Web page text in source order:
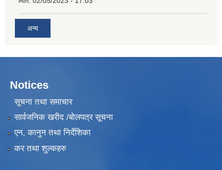
अन्य
Notices
सूचना तथा समाचार
सार्वजनिक खरीद /बोलपत्र सूचना
एन, कानुन तथा निर्देशिका
कर तथा शुल्कहरु